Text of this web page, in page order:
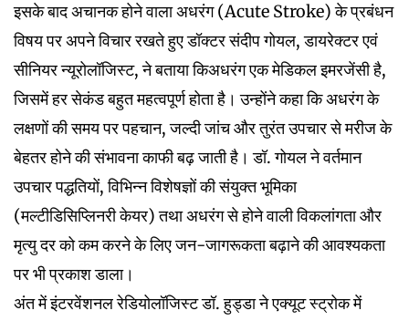
इसके बाद अचानक होने वाला अधरंग (Acute Stroke) के प्रबंधन
विषय पर अपने विचार रखते हुए डॉक्टर संदीप गोयल, डायरेक्टर एवं
सीनियर न्यूरोलॉजिस्ट, ने बताया किअधरंग एक मेडिकल इमरजेंसी है,
जिसमें हर सेकंड बहुत महत्वपूर्ण होता है। उन्होंने कहा कि अधरंग के
लक्षणों की समय पर पहचान, जल्दी जांच और तुरंत उपचार से मरीज के
बेहतर होने की संभावना काफी बढ़ जाती है। डॉ. गोयल ने वर्तमान
उपचार पद्धतियों, विभिन्न विशेषज्ञों की संयुक्त भूमिका
(मल्टीडिसिप्लिनरी केयर) तथा अधरंग से होने वाली विकलांगता और
मृत्यु दर को कम करने के लिए जन-जागरूकता बढ़ाने की आवश्यकता
पर भी प्रकाश डाला।
अंत में इंटरवेंशनल रेडियोलॉजिस्ट डॉ. हुड्डा ने एक्यूट स्ट्रोक में